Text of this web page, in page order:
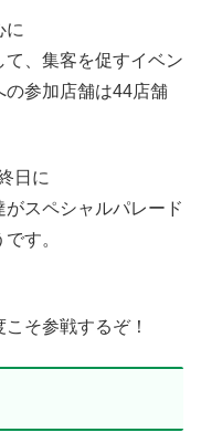
に
、集客を促すイベン
の参加店舗は44店舗
日に
スペシャルパレード
す。
そ参戦するぞ！